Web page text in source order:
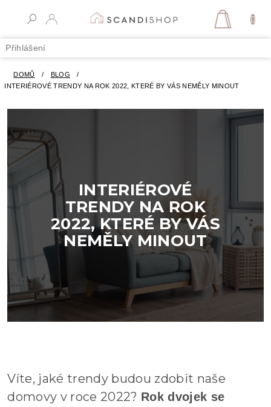
Přihlášení
DOMŮ / BLOG
/
INTERIÉROVÉ TRENDY NA ROK 2022, KTERÉ BY VÁS NEMĚLY MINOUT
INTERIÉROVÉ
TRENDY NA ROK
2022, KTERÉ BY VÁS
NEMĚLY MINOUT
Víte, jaké trendy budou zdobit naše
domovy v roce 2022? Rok dvojek se